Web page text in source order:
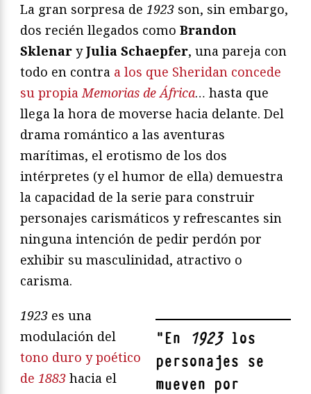
La gran sorpresa de 1923 son, sin embargo,
dos recién llegados como Brandon
Sklenar yJulia Schaepfer, una pareja con
todo en contra a los que Sheridan concede
su propiaMemorias de África… hasta que
llega la hora de moverse hacia delante. Del
drama romántico a las aventuras
marítimas, el erotismo de los dos
intérpretes (y el humor de ella) demuestra
la capacidad de la serie para construir
personajes carismáticos y refrescantes sin
ninguna intención de pedir perdón por
exhibir su masculinidad, atractivo o
carisma.
"En 1923los
personajes se
mueven por
1923 es una
modulación del
tono duro y poético
de 1883 hacia el